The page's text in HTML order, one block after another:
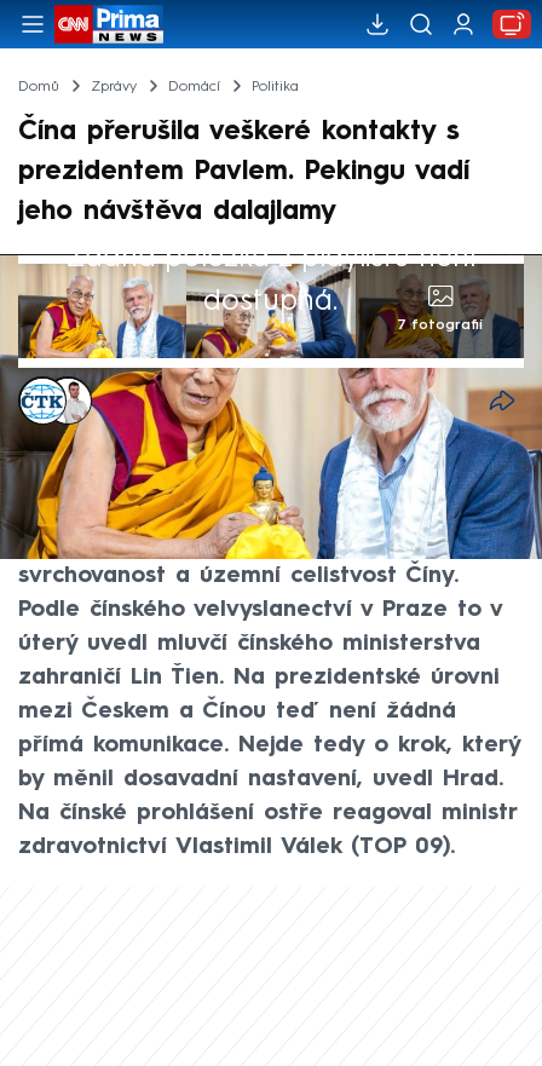
Domů Zprávy Domácí Politika
Čína přerušila veškeré kontakty s
prezidentem Pavlem. Pekingu vadí
jeho návštěva dalajlamy
Žádná položka z playlistu není
dostupná.
7 fotografií
ČTK,Lukáš Cigánek
Akt. 12. srp 2025, 17:25• 12. srp 2025, 15:03
Čína přerušuje veškeré kontakty s českým
prezidentem Petrem Pavlem, který
návštěvou dalajlamy 27. července poškodil
svrchovanost a územní celistvost Číny.
Podle čínského velvyslanectví v Praze to v
úterý uvedl mluvčí čínského ministerstva
zahraničí Lin Ťien. Na prezidentské úrovni
mezi Českem a Čínou teď není žádná
přímá komunikace. Nejde tedy o krok, který
by měnil dosavadní nastavení, uvedl Hrad.
Na čínské prohlášení ostře reagoval ministr
zdravotnictví Vlastimil Válek (TOP 09).